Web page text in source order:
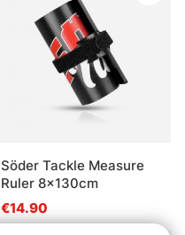
Söder Tackle Measure
Ruler 8x130cm
€14.90